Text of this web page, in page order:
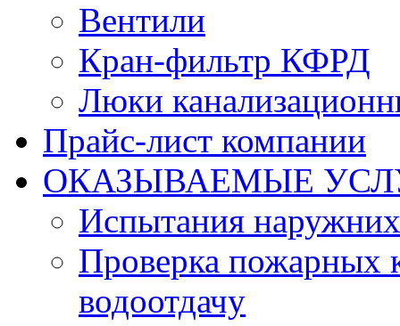
Вентили
Кран-фильтр КФРД
Люки
Прайс-лист компании
ОКАЗЫВАЕМЫЕ
Испытания
Проверка пожарных
водоотдачу